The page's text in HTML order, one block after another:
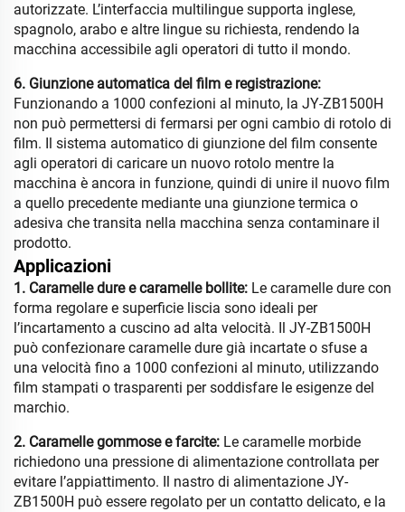
autorizzate. L’interfaccia multilingue supporta inglese,
spagnolo, arabo e altre lingue su richiesta, rendendo la
macchina accessibile agli operatori di tutto il mondo.
6. Giunzione automatica del film e registrazione:
Funzionando a 1000 confezioni al minuto, la JY-ZB1500H
non può permettersi di fermarsi per ogni cambio di rotolo di
film. Il sistema automatico di giunzione del film consente
agli operatori di caricare un nuovo rotolo mentre la
macchina è ancora in funzione, quindi di unire il nuovo film
a quello precedente mediante una giunzione termica o
adesiva che transita nella macchina senza contaminare il
prodotto.
Applicazioni
1. Caramelle dure e caramelle bollite: Le caramelle dure con
forma regolare e superficie liscia sono ideali per
l’incartamento a cuscino ad alta velocità. Il JY-ZB1500H
può confezionare caramelle dure già incartate o sfuse a
una velocità fino a 1000 confezioni al minuto, utilizzando
film stampati o trasparenti per soddisfare le esigenze del
marchio.
2. Caramelle gommose e farcite: Le caramelle morbide
richiedono una pressione di alimentazione controllata per
evitare l’appiattimento. Il nastro di alimentazione JY-
ZB1500H può essere regolato per un contatto delicato, e la